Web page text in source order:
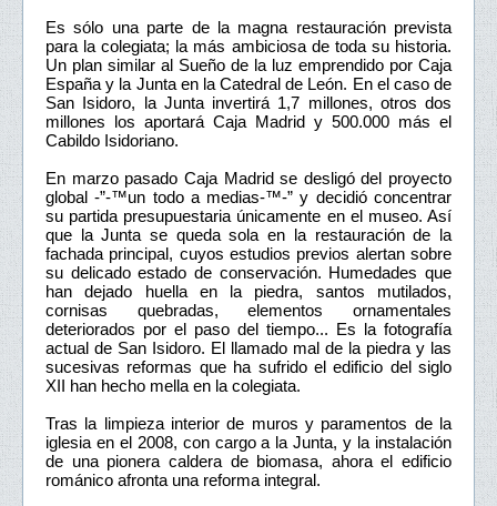
Es sólo una parte de la magna restauración prevista
para la colegiata; la más ambiciosa de toda su historia.
Un plan similar al Sueño de la luz emprendido por Caja
España y la Junta en la Catedral de León. En el caso de
San Isidoro, la Junta invertirá 1,7 millones, otros dos
millones los aportará Caja Madrid y 500.000 más el
Cabildo Isidoriano.
En marzo pasado Caja Madrid se desligó del proyecto
global -”-™un todo a medias-™-” y decidió concentrar
su partida presupuestaria únicamente en el museo. Así
que la Junta se queda sola en la restauración de la
fachada principal, cuyos estudios previos alertan sobre
su delicado estado de conservación. Humedades que
han dejado huella en la piedra, santos mutilados,
cornisas quebradas, elementos ornamentales
deteriorados por el paso del tiempo... Es la fotografía
actual de San Isidoro. El llamado mal de la piedra y las
sucesivas reformas que ha sufrido el edificio del siglo
XII han hecho mella en la colegiata.
Tras la limpieza interior de muros y paramentos de la
iglesia en el 2008, con cargo a la Junta, y la instalación
de una pionera caldera de biomasa, ahora el edificio
románico afronta una reforma integral.